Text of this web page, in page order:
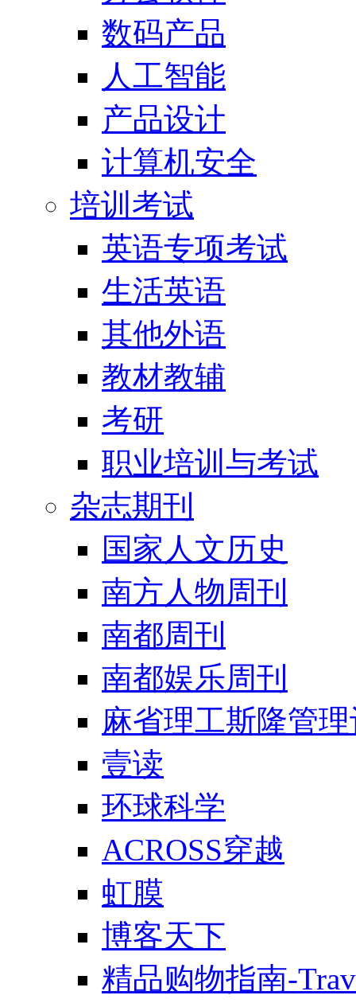
数码产品
人工智能
产品设计
计算机安全
培训考试
英语专项考试
生活英语
其他外语
教材教辅
考研
职业培训与考试
杂志期刊
国家人文历史
南方人物周刊
南都周刊
南都娱乐周刊
麻省理工斯隆管
壹读
环球科学
ACROSS穿越
虹膜
博客天下
精品购物指南-